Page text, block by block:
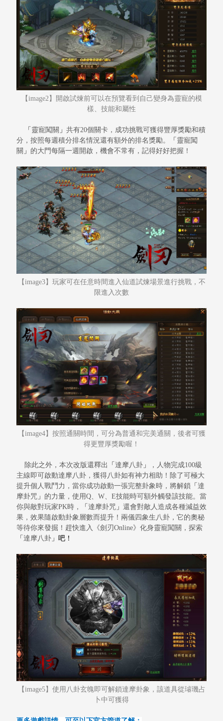
【 image2】開啟試煉前可以在預覽看到自己變身為靈寵的模
樣、技能和屬性
「 靈寵闖關 」 共有20個關卡，成功挑戰可獲得豐厚獎勵和積
分，按照每週積分排名情況還有額外的排名獎勵。
「 靈寵闖
關 」 的大門每隔一週開啟，機會不常有，記得好好把握！
【 image3】玩家可在任意時間進入仙道試煉場景進行挑戰，不
限進入次數
【 image4】按照通關時間，可分為普通和完美通關，後者可獲
得更豐厚獎勵喔！
除此之外，本次改版還釋出 「 達摩八卦」 ，人物完成100級
主線即可啟動達摩八卦，獲得八卦如有神力相助！除了可極大
提升個人戰鬥力，當你成功啟動一張完整卦象時，將解鎖 「 達
摩卦咒」 的力量，使用Q、W、E技能時可額外觸發該技能。當
你與敵對玩家PK時，
「 達摩卦咒」 還會對敵人造成各種減益效
果，效果隨啟動卦象層數而提升！兩儀四象生八卦，它的奧秘
等待你來發掘！趕快進入《劍刃 Online》化身靈寵闖關，探索
「 達摩八卦」吧！
【 image5】使用八卦玄魄即可解鎖達摩卦象，該道具從璿璣占
卜中可獲得